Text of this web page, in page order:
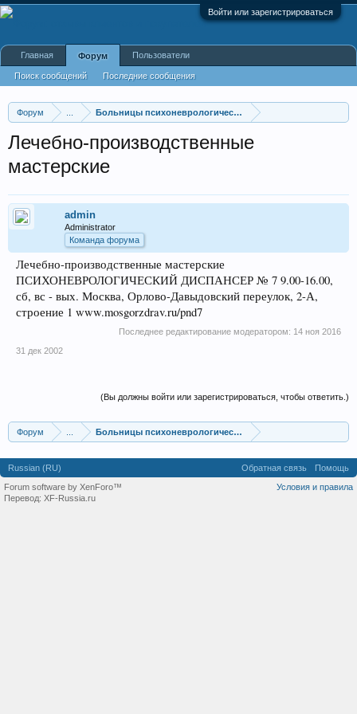
Войти или зарегистрироваться
Форум Больницы психоневрологические
Лечебно-производственные
мастерские
admin
Administrator
Команда форума
Лечебно-производственные мастерские
ПСИХОНЕВРОЛОГИЧЕСКИЙ ДИСПАНСЕР № 7 9.00-16.00,
сб, вс - вых. Москва, Орлово-Давыдовский переулок, 2-А,
строение 1 www.mosgorzdrav.ru/pnd7
Последнее редактирование модератором: 14 ноя 2016
31 дек 2002
(Вы должны войти или зарегистрироваться, чтобы ответить.)
Форум Больницы психоневрологические
Главная Форум
Поиск сообщений Последние сообщения
Пользователи
Russian (RU) Обратная связь
Помощь
Условия и правила
Forum software by XenForo™
Перевод: XF-Russia.ru